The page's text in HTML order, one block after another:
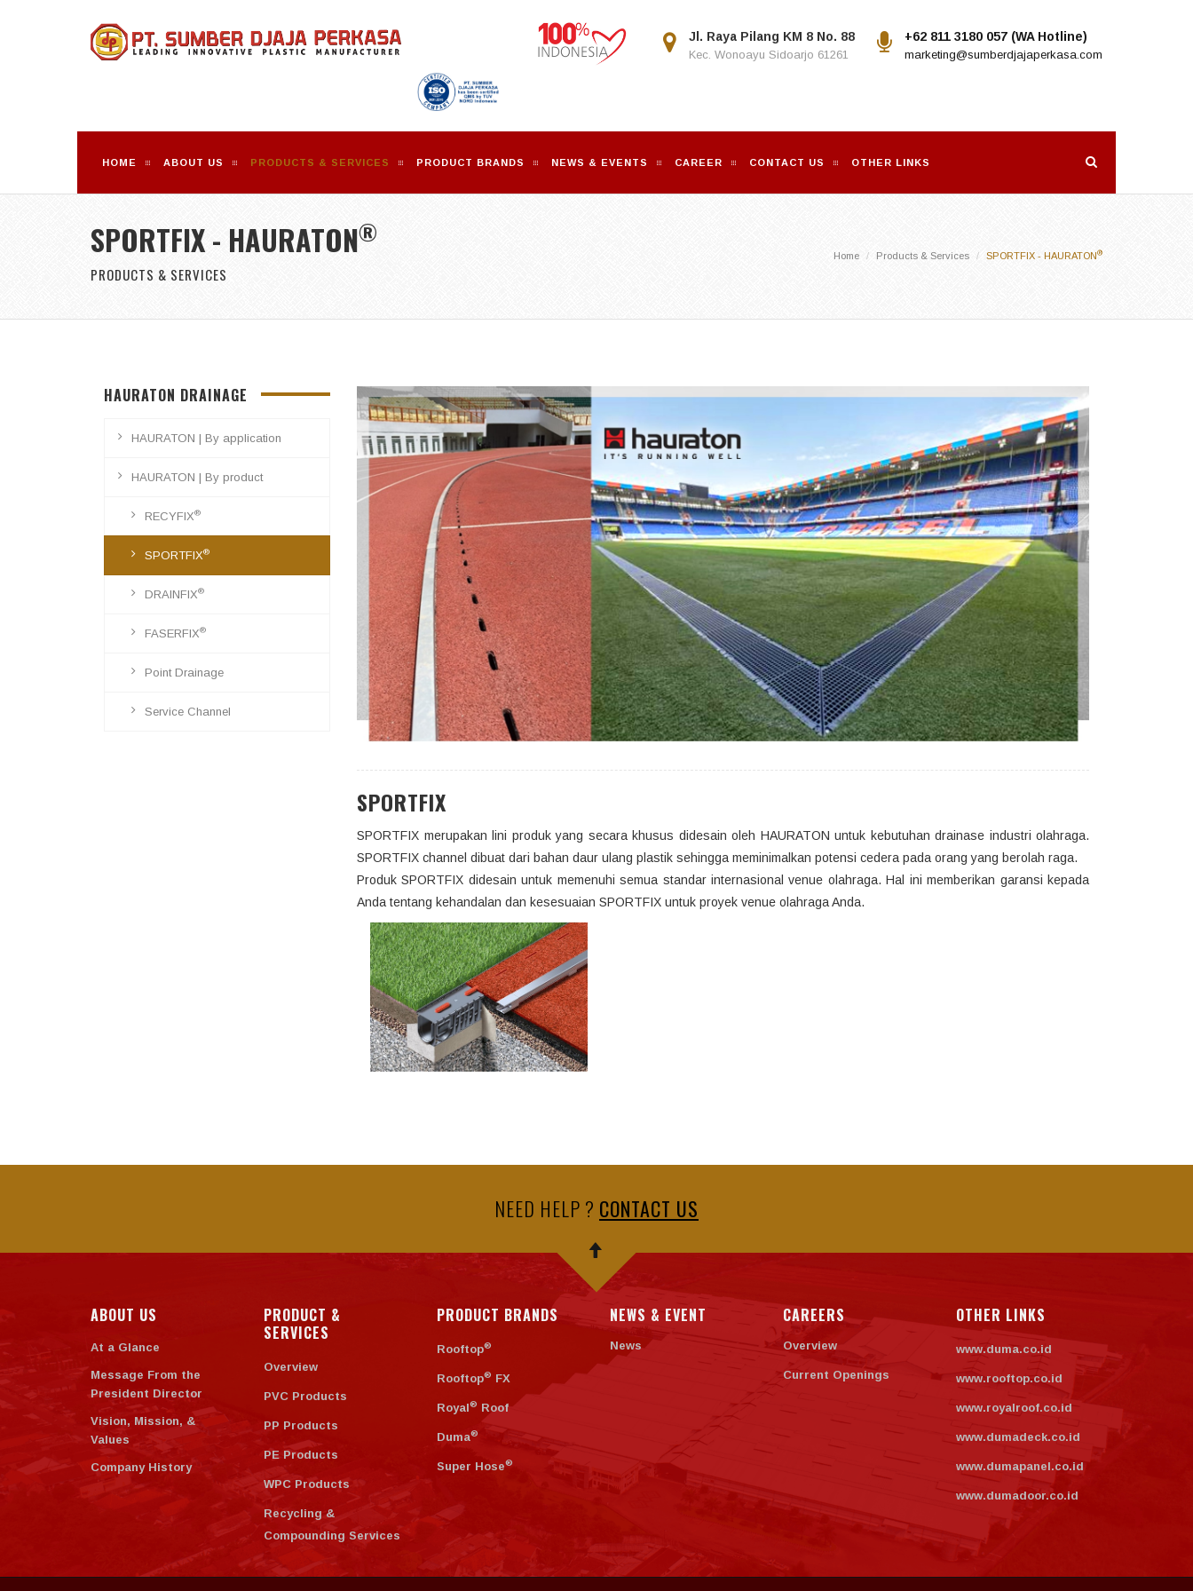
+62 811 3180 057 (WA Hotline)
marketing@sumberdjajaperkasa.com
Jl. Raya Pilang KM 8 No. 88
Kec. Wonoayu Sidoarjo 61261
HOME ABOUT US PRODUCTS & SERVICES PRODUCT BRANDS NEWS & EVENTS CAREER CONTACT US OTHER LINKS
SPORTFIX - HAURATON®
PRODUCTS & SERVICES
Home Products & Services SPORTFIX - HAURATON®
SPORTFIX
SPORTFIX merupakan lini produk yang secara khusus didesain oleh HAURATON untuk kebutuhan drainase industri olahraga.
SPORTFIX channel dibuat dari bahan daur ulang plastik sehingga meminimalkan potensi cedera pada orang yang berolah raga.
Produk SPORTFIX didesain untuk memenuhi semua standar internasional venue olahraga. Hal ini memberikan garansi kepada
Anda tentang kehandalan dan kesesuaian SPORTFIX untuk proyek venue olahraga Anda.
HAURATON DRAINAGE
HAURATON | By application
HAURATON | By product
RECYFIX®
SPORTFIX®
DRAINFIX®
FASERFIX®
Point Drainage
Service Channel
NEED HELP ? CONTACT US
ABOUT US
At a Glance
Message From the
President Director
Vision, Mission, &
Values
Company History
PRODUCT &
SERVICES
Overview
PVC Products
PP Products
PE Products
WPC Products
Recycling &
Compounding Services
PRODUCT BRANDS
Rooftop®
Rooftop® FX
Royal® Roof
Duma®
Super Hose®
NEWS & EVENT
News
CAREERS
Overview
Current Openings
OTHER LINKS
www.duma.co.id
www.rooftop.co.id
www.royalroof.co.id
www.dumadeck.co.id
www.dumapanel.co.id
www.dumadoor.co.id